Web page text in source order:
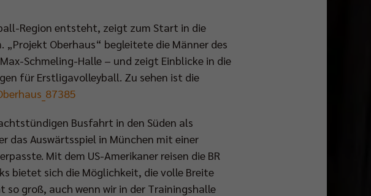
Region entsteht, zeigt zum Start in die
Oberhaus“ begleitete die Männer des
Schmeling-Halle – und zeigt Einblicke in die
für Erstligavolleyball. Zu sehen ist die
Busfahrt in den Süden als
das Auswärtsspiel in München mit einer
Mit dem US-Amerikaner reisen die BR
bietet sich die Möglichkeit, die volle Breite
groß, auch wenn wir in der Trainingshalle